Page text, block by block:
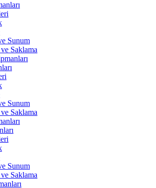
Sunum
ve Saklama
Sunum
ve Saklama
Sunum
ve Saklama